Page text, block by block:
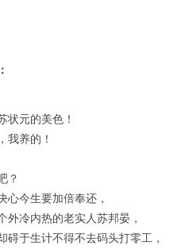
状元的美色！
我养的！
？
心今生要加倍奉还，
外冷内热的老实人苏邦晏，
于生计不得不去码头打零工，